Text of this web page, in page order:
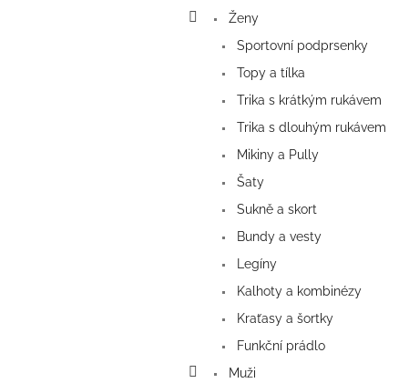
Ženy
Sportovní podprsenky
Topy a tílka
Trika s krátkým rukávem
Trika s dlouhým rukávem
Mikiny a Pully
Šaty
Sukně a skort
Bundy a vesty
Legíny
Kalhoty a kombinézy
Kraťasy a šortky
Funkční prádlo
Muži